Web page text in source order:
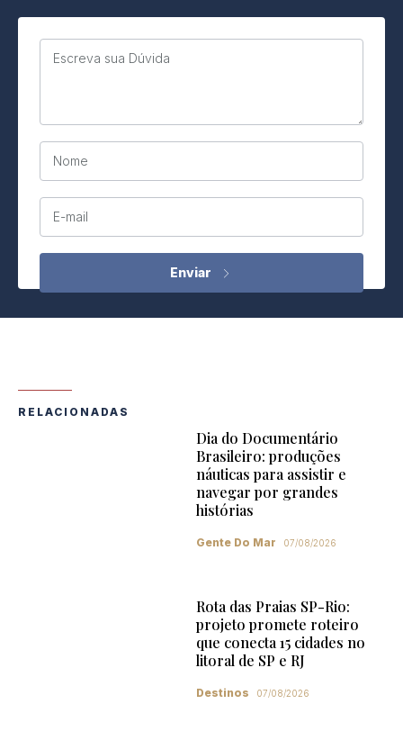
Escreva sua Dúvida
Nome
E-mail
RELACIONADAS
Dia do Documentário
Brasileiro: produções
náuticas para assistir e
navegar por grandes
histórias
Gente Do Mar 07/08/2026
Rota das Praias SP-Rio:
projeto promete roteiro
que conecta 15 cidades no
litoral de SP e RJ
Destinos 07/08/2026